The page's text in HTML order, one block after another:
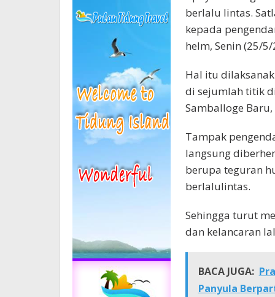
berlalu lintas.
kepada
helm, Senin (25/5/
Hal itu
di sejumlah titik
Samballoge
Tampak
langsung
berupa teguran
berlalulintas.
Sehingga turut
dan kelancaran
BACA JUGA:
Panyula